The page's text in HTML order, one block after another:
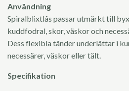
Användning
Spiralblixtlås passar utmärkt till
kuddfodral, skor, väskor och
Dess flexibla tänder underlättar i
necessärer, väskor eller tält.
Specifikation